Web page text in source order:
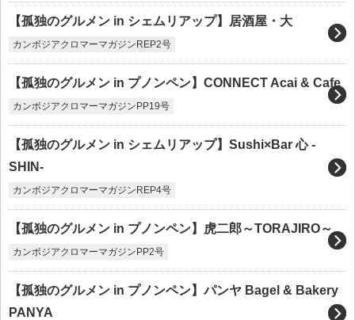
【孤独のグルメン in シェムリアップ】居酒屋・大
カンボジアクロマーマガジンREP2号
【孤独のグルメン in プノンペン】CONNECT Acai & Cafe
カンボジアクロマーマガジンPP19号
【孤独のグルメン in シェムリアップ】Sushi×Bar 心 -
SHIN-
カンボジアクロマーマガジンREP4号
【孤独のグルメン in プノンペン】虎二郎～TORAJIRO～
カンボジアクロマーマガジンPP2号
【孤独のグルメン in プノンペン】パンヤ Bagel & Bakery
PANYA